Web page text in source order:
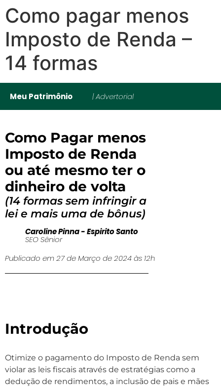
Como pagar menos
Imposto de Renda –
14 formas
Meu Patrimônio | Advertorial
Como Pagar menos
Imposto de Renda
ou até mesmo ter o
dinheiro de volta
(14 formas sem infringir a
lei e mais uma de bônus)
Caroline Pinna - Espirito Santo
SEO Sênior
Publicado em 27 de Março de 2024 às 12h
Introdução
Otimize o pagamento do Imposto de Renda sem
violar as leis fiscais através de estratégias como a
dedução de rendimentos, a inclusão de pais e mães